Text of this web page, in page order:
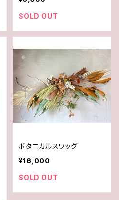
SOLD OUT
ボタニカルスワッグ
¥16,000
SOLD OUT